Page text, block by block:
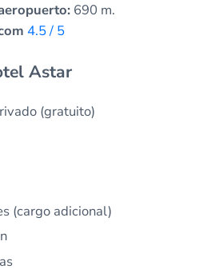
690 m.
4.5 / 5
Astar
(gratuito)
(cargo adicional)